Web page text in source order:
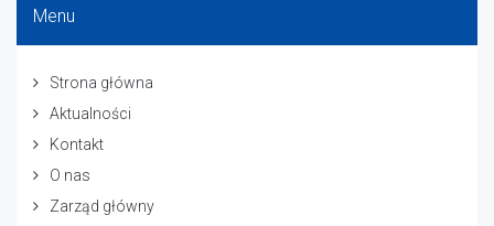
Menu
Strona główna
Aktualności
Kontakt
O nas
Zarząd główny